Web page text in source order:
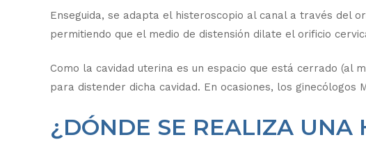
Enseguida, se adapta el histeroscopio al canal a través del
permitiendo que el medio de distensión dilate el orificio
Como la cavidad uterina es un espacio que está cerrado (al
para distender dicha cavidad. En ocasiones, los ginecólogos
¿DÓNDE SE REALIZA UNA